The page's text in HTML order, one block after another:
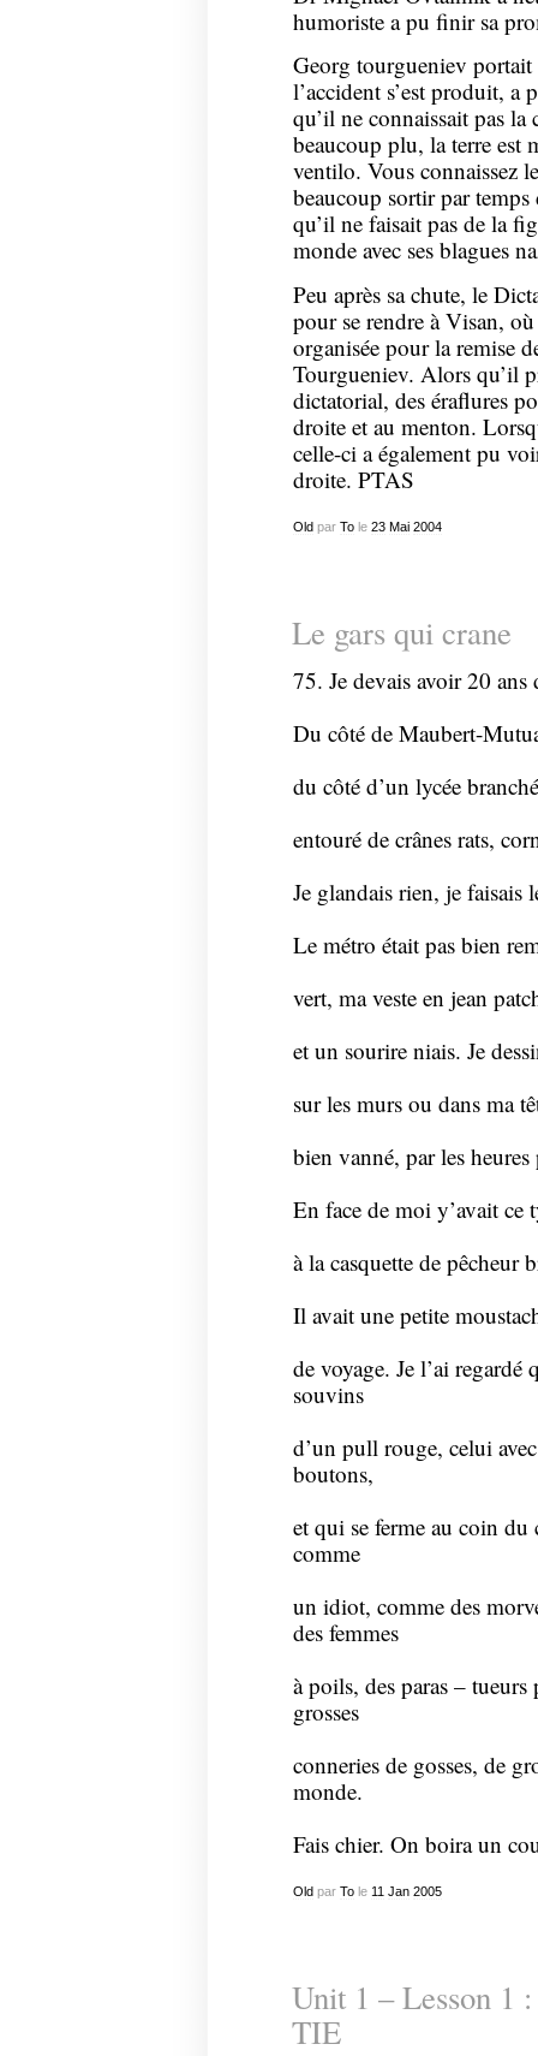
humoriste a pu finir sa
Georg tourgueniev portait
l’accident s’est produit, a
qu’il ne connaissait pas la
beaucoup plu, la terre est
ventilo. Vous connaissez
beaucoup sortir par temps
qu’il ne faisait pas de la
monde avec ses blagues
Peu après sa chute, le
pour se rendre à Visan,
organisée pour la remise
Tourgueniev. Alors qu’il
dictatorial, des éraflures
droite et au menton.
celle-ci a également pu
droite. PTAS
Old par Tole 23 Mai 2004
Le gars qui crane
75. Je devais avoir 20
Du côté de Maubert-
du côté d’un lycée
entouré de crânes rats,
Je glandais rien, je faisais
Le métro était pas bien
vert, ma veste en jean
et un sourire niais. Je
sur les murs ou dans ma
bien vanné, par les heures
En face de moi y’avait ce
à la casquette de pêcheur
Il avait une petite
de voyage. Je l’ai
souvins
d’un pull rouge, celui
boutons,
et qui se ferme au coin du
comme
un idiot, comme des
des femmes
à poils, des paras –
grosses
conneries de gosses, de
monde.
Fais chier. On boira un
Old par Tole 11 Jan 2005
Unit 1 – Lesson
TIE